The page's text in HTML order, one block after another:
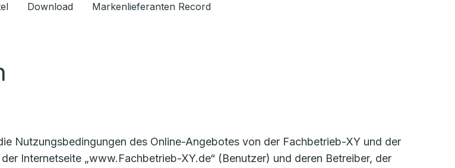
Download Markenlieferanten Record
Nutzungsbedingungen des Online-Angebotes von der Fachbetrieb-XY und der
Internetseite „www.Fachbetrieb-XY.de“ (Benutzer) und deren Betreiber, der